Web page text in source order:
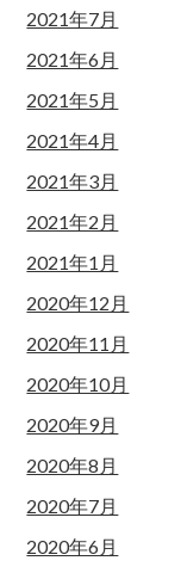
2021年7月
2021年6月
2021年5月
2021年4月
2021年3月
2021年2月
2021年1月
2020年12月
2020年11月
2020年10月
2020年9月
2020年8月
2020年7月
2020年6月